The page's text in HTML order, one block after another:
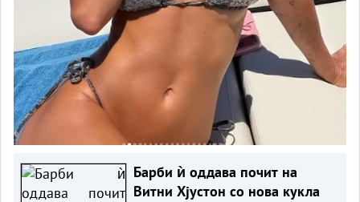
Барби ѝ оддава почит на
Витни Хјустон со нова кукла